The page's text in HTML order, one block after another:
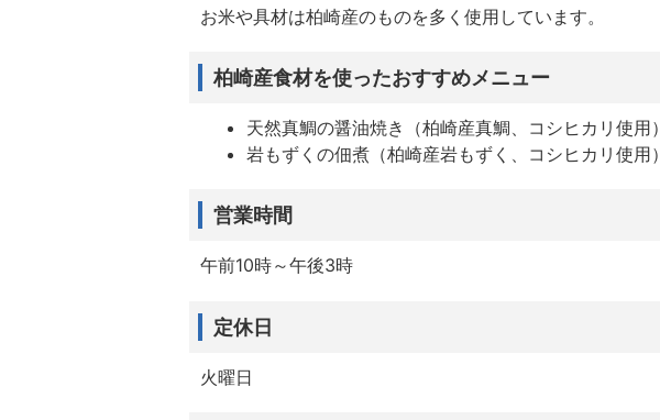
お米や具材は柏崎産のものを多く使用しています。
柏崎産食材を使ったおすすめメニュー
天然真鯛の醤油焼き（柏崎産真鯛、コシヒカリ使用）
岩もずくの佃煮（柏崎産岩もずく、コシヒカリ使用）
営業時間
午前10時～午後3時
定休日
火曜日